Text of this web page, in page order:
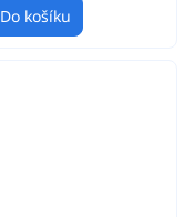
Do košíku